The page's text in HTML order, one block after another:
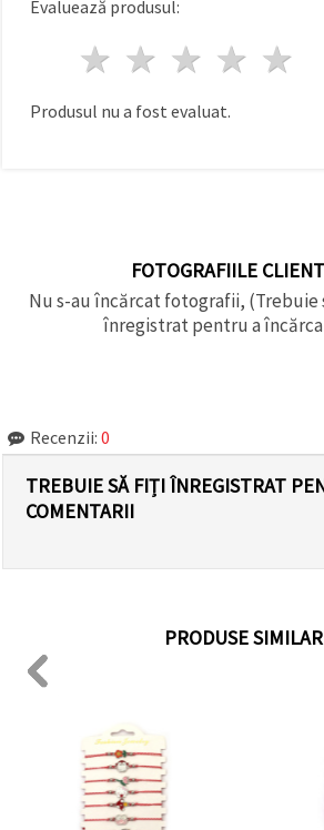
Evaluează produsul:
4
3 stele
2 stele
1 stea
Produsul nu a fost evaluat.
FOTOGRAFIILE
Nu s-au încărcat fotografii,
înregistrat pentru a
Recenzii: 0
TREBUIE SĂ FIȚI ÎNREGISTRAT
COMENTARII
PRODUSE